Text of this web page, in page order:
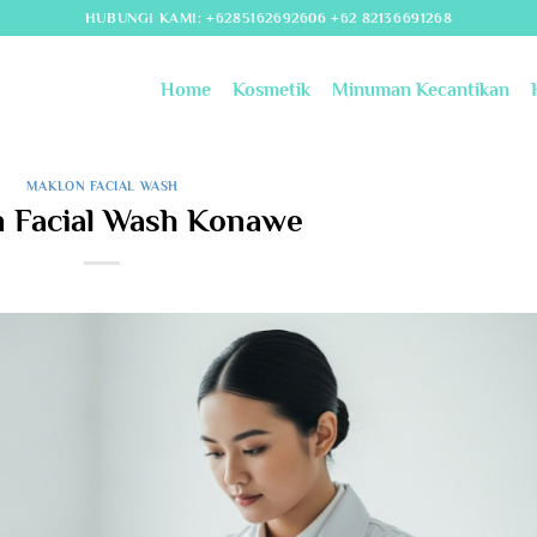
HUBUNGI KAMI: +6285162692606 +62 82136691268
Home Kosmetik Minuman Kecantikan
MAKLON FACIAL WASH
Facial Wash Konawe